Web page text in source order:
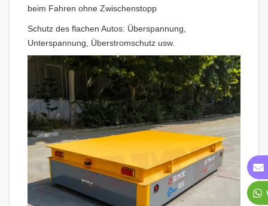
beim Fahren ohne Zwischenstopp
Schutz des flachen Autos: Überspannung,
Unterspannung, Überstromschutz usw.